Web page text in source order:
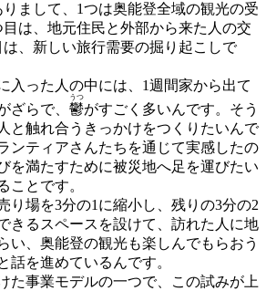
まして、1つは奥能登全域の観光の受
は、地元住民と外部から来た人の交
、新しい旅行需要の掘り起こしで
入った人の中には、1週間家から出て
ざらで、 鬱
うつ
がすごく多いんです。そう
と触れ合うきっかけをつくりたいんで
ンティアさんたちを通じて実感したの
を満たすために被災地へ足を運びたい
ことです。
り場を3分の1に縮小し、残りの3分の2
きるスペースを設けて、訪れた人に地
い、奥能登の観光も楽しんでもらおう
話を進めているんです。
た事業モデルの一つで、この試みが上